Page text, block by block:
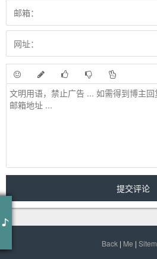
Back| Me |
君)
春庭雪 (0.9x版DJ
春庭雪 (DJ
春庭雪 (0.9x版)(DJ Wave版)